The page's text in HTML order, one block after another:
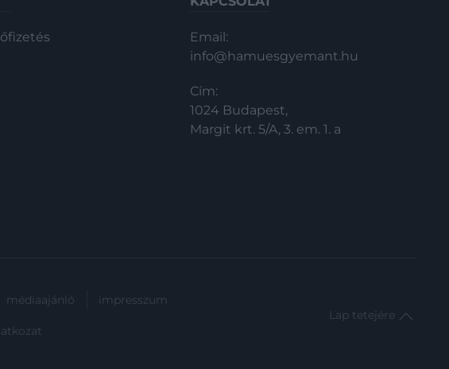
Email:
info@hamuesgyemant.hu
Cím:
1024 Budapest,
Margit krt. 5/A, 3. em. 1. a
médiaajánló impresszum
Lap tetejére